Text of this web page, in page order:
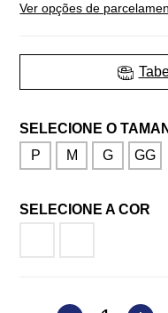
Ver opções de
P M G GG